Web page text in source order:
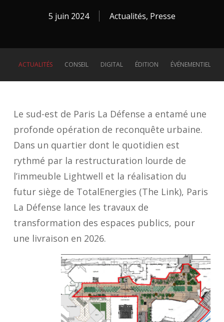
5 juin 2024 Actualités, Presse
ACTUALITÉS CONSEIL DIGITAL ÉDITION ÉVÉNEMENTIEL
Le sud-est de Paris La Défense a entamé une
profonde opération de reconquête urbaine.
Dans un quartier dont le quotidien est
rythmé par la restructuration lourde de
l’immeuble Lightwell et la réalisation du
futur siège de TotalEnergies (The Link), Paris
La Défense lance les travaux de
transformation des espaces publics, pour
une livraison en 2026.